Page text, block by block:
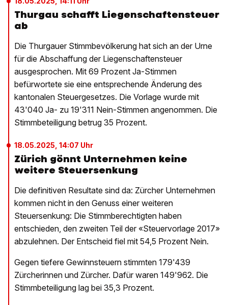
Thurgau schafft Liegenschaftensteuer
ab
Die Thurgauer Stimmbevölkerung hat sich an der Urne
für die Abschaffung der Liegenschaftensteuer
ausgesprochen. Mit 69 Prozent Ja-Stimmen
befürwortete sie eine entsprechende Änderung des
kantonalen Steuergesetzes. Die Vorlage wurde mit
43'040 Ja- zu 19'311 Nein-Stimmen angenommen. Die
Stimmbeteiligung betrug 35 Prozent.
18.05.2025, 14:07 Uhr
Zürich gönnt Unternehmen keine
weitere Steuersenkung
Die definitiven Resultate sind da: Zürcher Unternehmen
kommen nicht in den Genuss einer weiteren
Steuersenkung: Die Stimmberechtigten haben
entschieden, den zweiten Teil der «Steuervorlage 2017»
abzulehnen. Der Entscheid fiel mit 54,5 Prozent Nein.
Gegen tiefere Gewinnsteuern stimmten 179'439
Zürcherinnen und Zürcher. Dafür waren 149'962. Die
Stimmbeteiligung lag bei 35,3 Prozent.